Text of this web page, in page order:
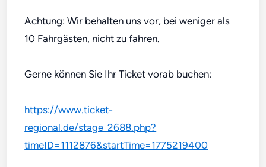
Achtung: Wir behalten uns vor, bei weniger als
10 Fahrgästen, nicht zu fahren.
Gerne können Sie Ihr Ticket vorab buchen:
https://www.ticket-
regional.de/stage_2688.php?
timeID=1112876&startTime=1775219400